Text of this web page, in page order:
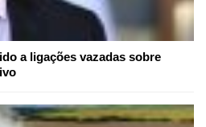
a ligações vazadas sobre